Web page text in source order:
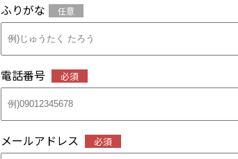
ふりがな 任意
電話番号 必須
メールアドレス 必須